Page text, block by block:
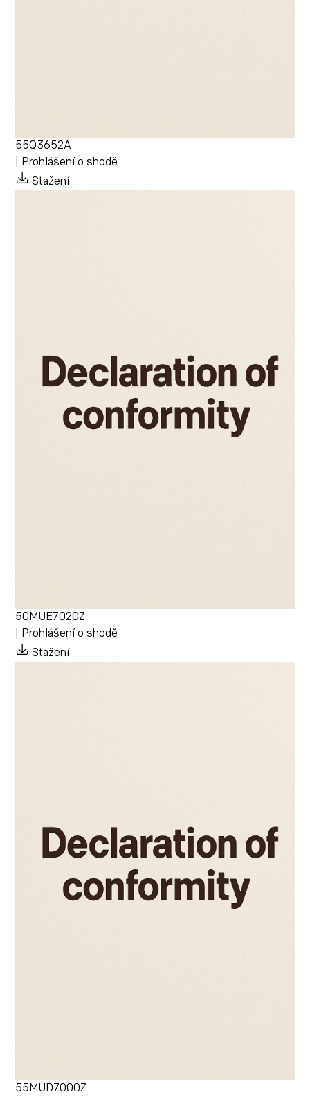
55Q3652A
| Prohlášení o shodě
Stažení
50MUE7020Z
| Prohlášení o shodě
Stažení
55MUD7000Z